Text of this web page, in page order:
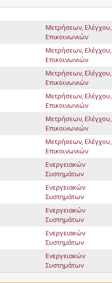
Μετρήσεων, Ελέγχου,
Επικοινωνιών
Μετρήσεων, Ελέγχου,
Επικοινωνιών
Μετρήσεων, Ελέγχου,
Επικοινωνιών
Μετρήσεων, Ελέγχου,
Επικοινωνιών
Μετρήσεων, Ελέγχου,
Επικοινωνιών
Μετρήσεων, Ελέγχου,
Επικοινωνιών
Ενεργειακών
Συστημάτων
Ενεργειακών
Συστημάτων
Ενεργειακών
Συστημάτων
Ενεργειακών
Συστημάτων
Ενεργειακών
Συστημάτων